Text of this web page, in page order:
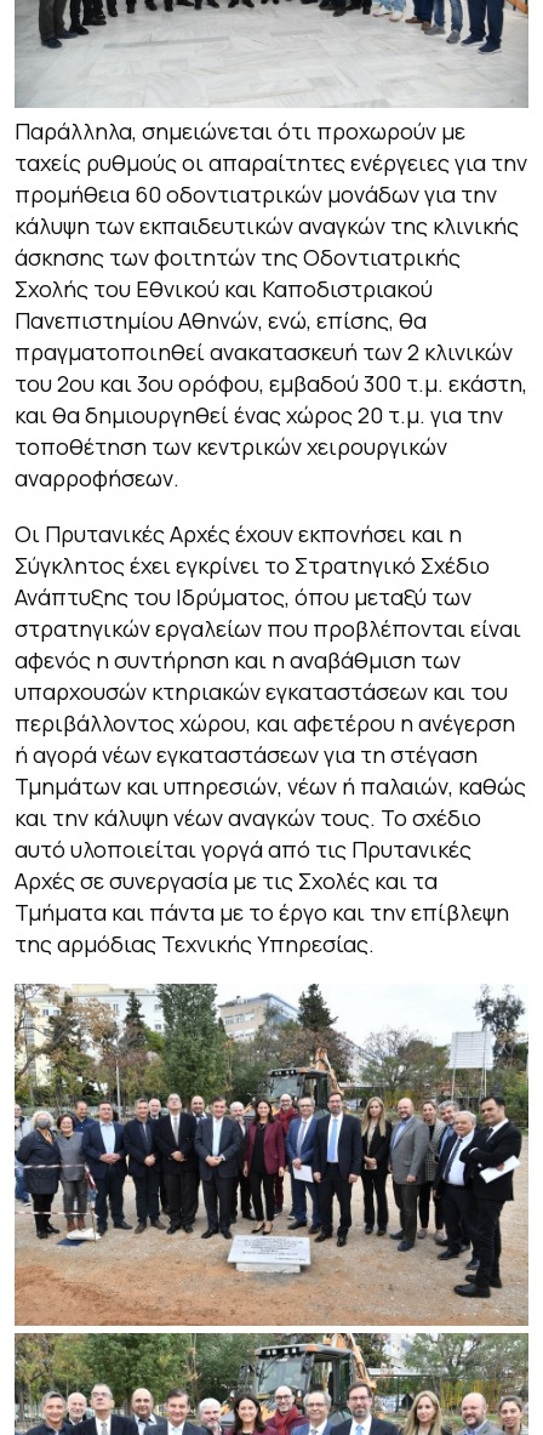
Παράλληλα, σημειώνεται ότι προχωρούν με
ταχείς ρυθμούς οι απαραίτητες ενέργειες για την
προμήθεια 60 οδοντιατρικών μονάδων για την
κάλυψη των εκπαιδευτικών αναγκών της κλινικής
άσκησης των φοιτητών της Οδοντιατρικής
Σχολής του Εθνικού και Καποδιστριακού
Πανεπιστημίου Αθηνών, ενώ, επίσης, θα
πραγματοποιηθεί ανακατασκευή των 2 κλινικών
του 2ου και 3ου ορόφου, εμβαδού 300 τ.μ. εκάστη,
και θα δημιουργηθεί ένας χώρος 20 τ.μ. για την
τοποθέτηση των κεντρικών χειρουργικών
αναρροφήσεων.
Οι Πρυτανικές Αρχές έχουν εκπονήσει και η
Σύγκλητος έχει εγκρίνει το Στρατηγικό Σχέδιο
Ανάπτυξης του Ιδρύματος, όπου μεταξύ των
στρατηγικών εργαλείων που προβλέπονται είναι
αφενός η συντήρηση και η αναβάθμιση των
υπαρχουσών κτηριακών εγκαταστάσεων και του
περιβάλλοντος χώρου, και αφετέρου η ανέγερση
ή αγορά νέων εγκαταστάσεων για τη στέγαση
Τμημάτων και υπηρεσιών, νέων ή παλαιών, καθώς
και την κάλυψη νέων αναγκών τους. Το σχέδιο
αυτό υλοποιείται γοργά από τις Πρυτανικές
Αρχές σε συνεργασία με τις Σχολές και τα
Τμήματα και πάντα με το έργο και την επίβλεψη
της αρμόδιας Τεχνικής Υπηρεσίας.